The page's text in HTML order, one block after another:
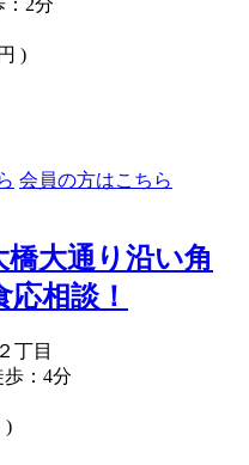
：2分
)
会員の方はこちら
大通り沿い角
相談！
丁目
：4分
)